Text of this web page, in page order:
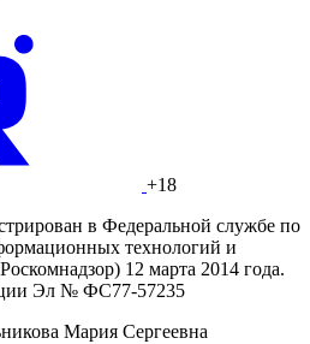
+18
в Федеральной службе по
технологий и
12 марта 2014 года.
Эл № ФС77-57235
Мария Сергеевна